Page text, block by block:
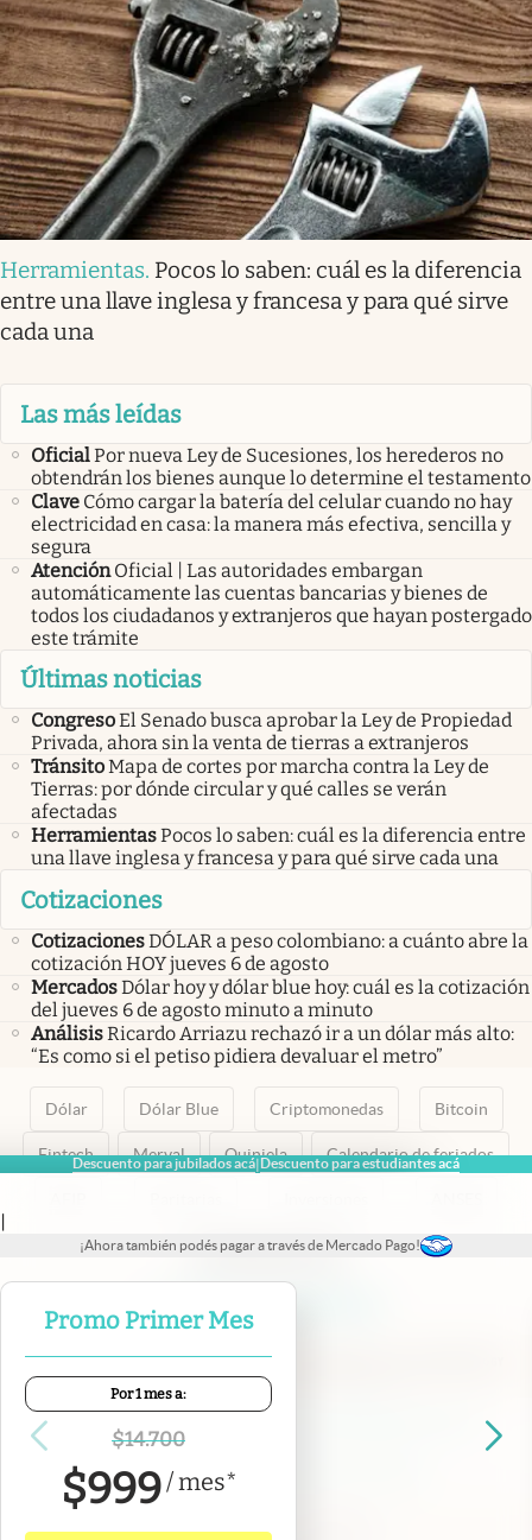
Descuento para jubilados acá|Descuento para estudiantes acá
|
¡Ahora también podés pagar a través de Mercado Pago!
Promo Primer Mes
Por 1 mes a:
$14.700
$999/mes*
Herramientas. Pocos lo saben: cuál es la diferencia
entre una llave inglesa y francesa y para qué sirve
cada una
Las más leídas
OficialPor nueva Ley de Sucesiones, los herederos no
obtendrán los bienes aunque lo determine el testamento
Clave Cómo cargar la batería del celular cuando no hay
electricidad en casa: la manera más efectiva, sencilla y
segura
Atención Oficial | Las autoridades embargan
automáticamente las cuentas bancarias y bienes de
todos los ciudadanos y extranjeros que hayan postergado
este trámite
Últimas noticias
CongresoEl Senado busca aprobar la Ley de Propiedad
Privada, ahora sin la venta de tierras a extranjeros
TránsitoMapa de cortes por marcha contra la Ley de
Tierras: por dónde circular y qué calles se verán
afectadas
HerramientasPocos lo saben: cuál es la diferencia entre
una llave inglesa y francesa y para qué sirve cada una
Cotizaciones
CotizacionesDÓLAR a peso colombiano: a cuánto abre la
cotización HOY jueves 6 de agosto
MercadosDólar hoy y dólar blue hoy: cuál es la cotización
del jueves 6 de agosto minuto a minuto
AnálisisRicardo Arriazu rechazó ir a un dólar más alto:
“Es como si el petiso pidiera devaluar el metro”
Dólar Dólar Blue Criptomonedas Bitcoin
Fintech Merval Quiniela Calendario de feriados
abre en nueva pestaña
abre en nueva pestaña
abre en nueva pestaña
abre en nueva pestaña
abre en nueva pestaña
Portal de Proveedores